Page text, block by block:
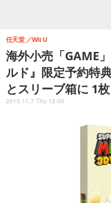
海外小売「GAME
ルド』限定予約特
とスリーブ箱に 1
任天堂 Wii U
2013.11.7 Thu 12:00